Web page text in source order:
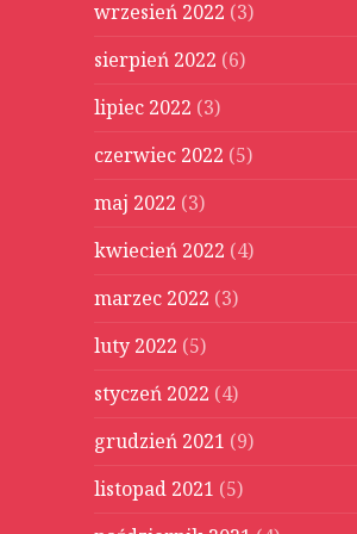
wrzesień 2022 (3)
sierpień 2022 (6)
lipiec 2022 (3)
czerwiec 2022 (5)
maj 2022 (3)
kwiecień 2022 (4)
marzec 2022 (3)
luty 2022 (5)
styczeń 2022 (4)
grudzień 2021 (9)
listopad 2021 (5)